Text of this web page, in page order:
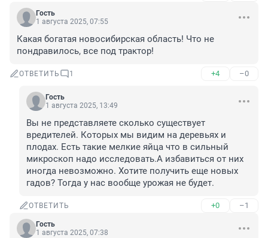
Гость
1 августа 2025, 07:55
Какая богатая новосибирская область! Что не
пондравилось, все под трактор!
ОТВЕТИТЬ 1 +4 –0
Гость
1 августа 2025, 13:49
Вы не представляете сколько существует
вредителей. Которых мы видим на деревьях и
плодах. Есть такие мелкие яйца что в сильный
микроскоп надо исследовать.А избавиться от них
иногда невозможно. Хотите получить еще новых
гадов? Тогда у нас вообще урожая не будет.
ОТВЕТИТЬ +0 –1
Гость
1 августа 2025, 07:38